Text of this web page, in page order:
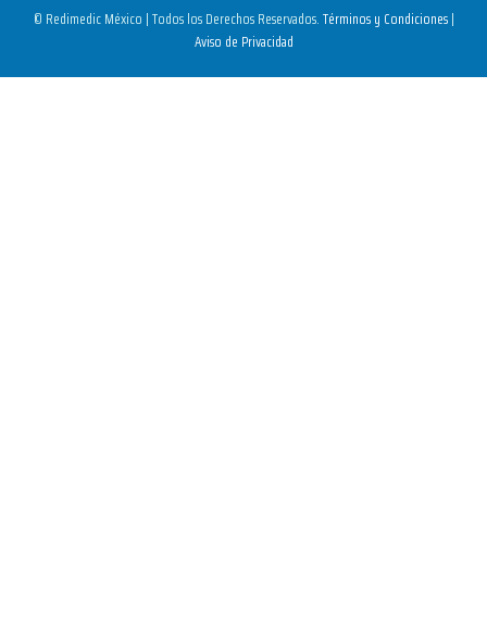
© Redimedic México | Todos los Derechos Reservados.Términos y Condiciones|
Aviso de Privacidad